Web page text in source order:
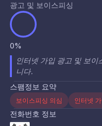
광고 및 보이스피싱
0%
인터넷 가입 광고 및 보
니다.
스팸정보 요약
보이스피싱 의심 인터넷
전화번호 정보